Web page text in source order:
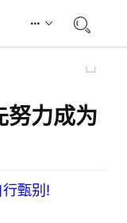
努力成为
甄别!